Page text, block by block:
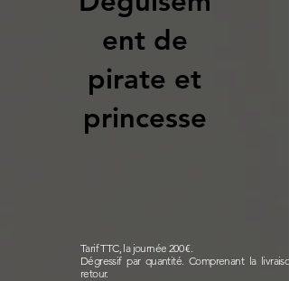
ent de
pirate et
princesse
Tarif TTC, la journée 200 €.
Dégressif par quantité. Comprenant la
retour.